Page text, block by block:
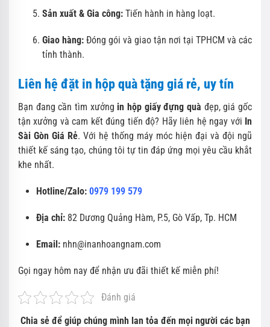
Sản xuất & Gia công: Tiến hành in hàng loạt.
Giao hàng: Đóng gói và giao tận nơi tại TPHCM và các
tỉnh thành.
Liên hệ đặt in hộp quà tặng giá rẻ, uy tín
Bạn đang cần tìm xưởng in hộp giấy đựng quà đẹp, giá gốc
tận xưởng và cam kết đúng tiến độ? Hãy liên hệ ngay với In
Sài Gòn Giá Rẻ. Với hệ thống máy móc hiện đại và đội ngũ
thiết kế sáng tạo, chúng tôi tự tin đáp ứng mọi yêu cầu khắt
khe nhất.
Hotline/Zalo: 0979 199 579
Địa chỉ: 82 Dương Quảng Hàm, P.5, Gò Vấp, Tp. HCM
Email: nhn@inanhoangnam.com
Gọi ngay hôm nay để nhận ưu đãi thiết kế miễn phí!
Đánh giá
Chia sẻ để giúp chúng mình lan tỏa đến mọi người các bạn